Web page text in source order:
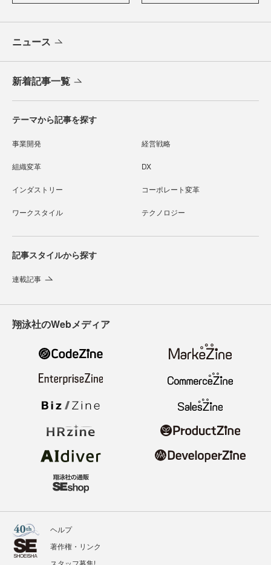
ニュース
新着記事一覧
テーマから記事を探す
事業開発 経営戦略
組織変革 DX
インダストリー コーポレート変革
ワークスタイル テクノロジー
記事スタイルから探す
連載記事
翔泳社のWebメディア
ヘルプ
著作権・リンク